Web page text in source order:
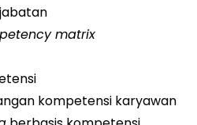
matrix
kompetensi karyawan